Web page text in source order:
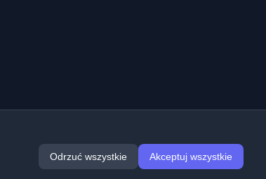
Odrzuć wszystkie Akceptuj wszystkie